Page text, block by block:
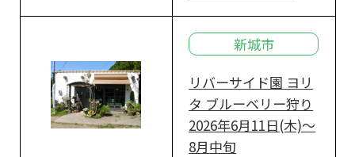
新城市
リバーサイド園 ヨリ
タ ブルーベリー狩り
2026年6月11日(木)～
8月中旬